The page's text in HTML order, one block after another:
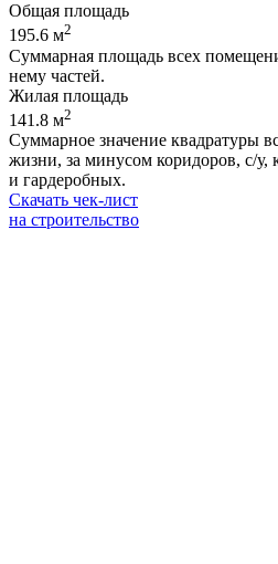
Общая площадь
195.6 м2
Суммарная площадь всех
нему частей.
Жилая площадь
141.8 м2
Суммарное значение квадратуры
жизни, за минусом коридоров, с/у,
и гардеробных.
Скачать чек-лист
на строительство